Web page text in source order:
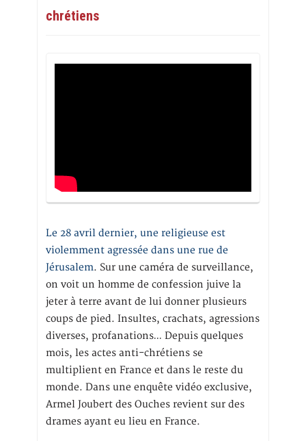
chrétiens
Le 28 avril dernier, une religieuse est
violemment agressée dans une rue de
Jérusalem. Sur une caméra de surveillance,
on voit un homme de confession juive la
jeter à terre avant de lui donner plusieurs
coups de pied. Insultes, crachats, agressions
diverses, profanations… Depuis quelques
mois, les actes anti-chrétiens se
multiplient en France et dans le reste du
monde. Dans une enquête vidéo exclusive,
Armel Joubert des Ouches revient sur des
drames ayant eu lieu en France.